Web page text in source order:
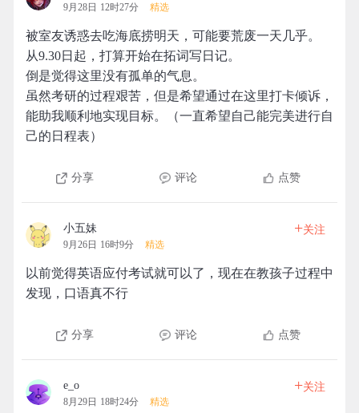
9月28日 12时27分 精选
被室友诱惑去吃海底捞明天，可能要荒废一天几乎。
从9.30日起，打算开始在拓词写日记。
倒是觉得这里没有孤单的气息。
虽然考研的过程艰苦，但是希望通过在这里打卡倾诉，
能助我顺利地实现目标。（一直希望自己能完美进行自
己的日程表）
分享 评论 点赞
小五妹
9月26日 16时9分 精选
+关注
以前觉得英语应付考试就可以了，现在在教孩子过程中
发现，口语真不行
分享 评论 点赞
e_o
8月29日 18时24分 精选
+关注